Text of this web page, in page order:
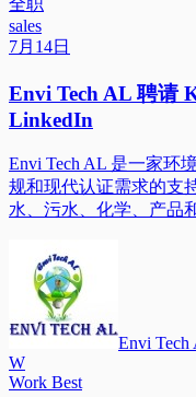
全职
sales
7月14日
Envi Tech AL 聘请
LinkedIn
Envi Tech AL 是一家环
规和现代认证需求的支
水、污水、化学、产品
Envi Tech
W
Work Best